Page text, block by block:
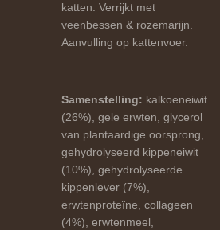
katten. Verrijkt met
veenbessen & rozemarijn.
Aanvulling op kattenvoer.
Samenstelling: kalkoeneiwit
(26%), gele erwten, glycerol
van plantaardige oorsprong,
gehydrolyseerd kippeneiwit
(10%), gehydrolyseerde
kippenlever (7%),
erwtenproteïne, collageen
(4%), erwtenmeel,